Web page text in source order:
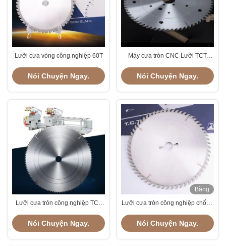
Lưỡi cưa vòng công nghiệp 60T
Nói Chuyện Ngay.
Máy cưa tròn CNC Lưỡi TCT
mòn
Nói Chuyện Ngay.
Lưỡi cưa tròn công nghiệp TCT
mòn bền
Nói Chuyện Ngay.
Băng
hình
Lưỡi cưa tròn công nghiệp chống
Nói Chuyện Ngay.